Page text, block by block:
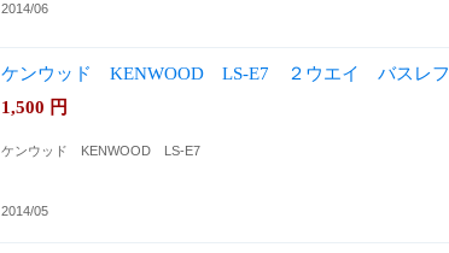
2014/06
ケンウッド KENWOOD LS-E7 ２ウエイ バスレフ
1,500 円
ケンウッド KENWOOD LS-E7
2014/05